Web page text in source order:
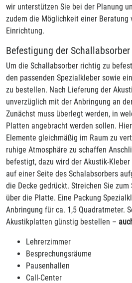
wir unterstützen Sie bei der Planung
zudem die Möglichkeit einer Beratung
Einrichtung.
Befestigung der Schallabsorber
Um die Schallabsorber richtig zu
den passenden Spezialkleber sowie
zu bestellen. Nach Lieferung der
unverzüglich mit der Anbringung an
Zunächst muss überlegt werden, in
Platten angebracht werden sollen.
Elemente gleichmäßig im Raum zu
ruhige Atmosphäre zu schaffen
befestigt, dazu wird der Akustik-
auf einer Seite des Schalabsorbers
die Decke gedrückt. Streichen Sie
über die Platte. Eine Packung
Anbringung für ca. 1,5 Quadratmeter.
Akustikplatten günstig bestellen –
Lehrerzimmer
Besprechungsräume
Pausenhallen
Call-Center